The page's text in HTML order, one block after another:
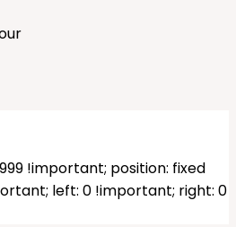
!important; position: fixed
left: 0 !important; right: 0